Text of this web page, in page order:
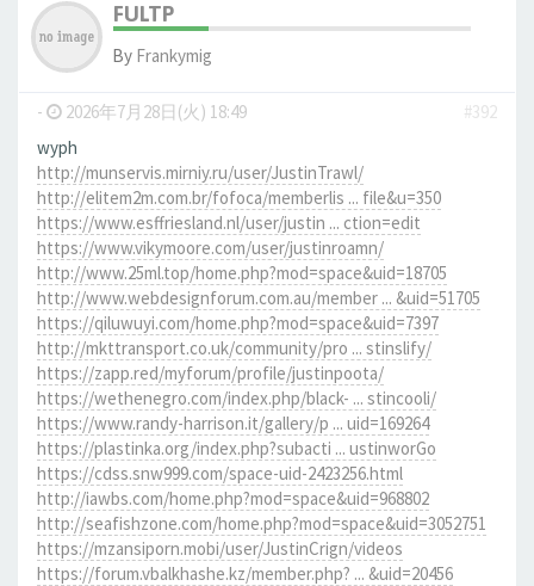
FULTP
By Frankymig
- 2026年7月28日(火) 18:49
#392
wyph
http://munservis.mirniy.ru/user/JustinTrawl/
http://elitem2m.com.br/fofoca/memberlis ... file&u=350
https://www.esffriesland.nl/user/justin ... ction=edit
https://www.vikymoore.com/user/justinroamn/
http://www.25ml.top/home.php?mod=space&uid=18705
http://www.webdesignforum.com.au/member ... &uid=51705
https://qiluwuyi.com/home.php?mod=space&uid=7397
http://mkttransport.co.uk/community/pro ... stinslify/
https://zapp.red/myforum/profile/justinpoota/
https://wethenegro.com/index.php/black- ... stincooli/
https://www.randy-harrison.it/gallery/p ... uid=169264
https://plastinka.org/index.php?subacti ... ustinworGo
https://cdss.snw999.com/space-uid-2423256.html
http://iawbs.com/home.php?mod=space&uid=968802
http://seafishzone.com/home.php?mod=space&uid=3052751
https://mzansiporn.mobi/user/JustinCrign/videos
https://forum.vbalkhashe.kz/member.php? ... &uid=20456